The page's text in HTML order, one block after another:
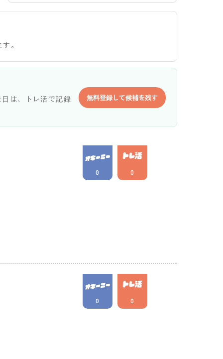
。
は、トレ活で記録 無料登録して候補を残す
0 0
0 0